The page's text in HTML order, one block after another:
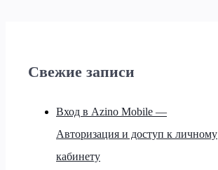
Свежие записи
Вход в Azino Mobile —
Авторизация и доступ к личному
кабинету